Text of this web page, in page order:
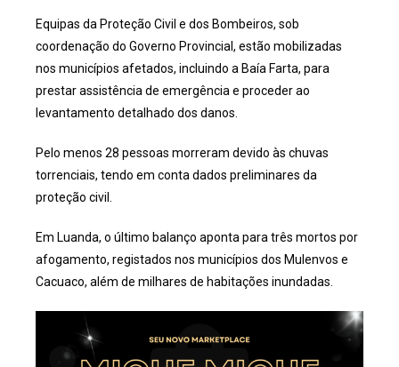
Equipas da Proteção Civil e dos Bombeiros, sob
coordenação do Governo Provincial, estão mobilizadas
nos municípios afetados, incluindo a Baía Farta, para
prestar assistência de emergência e proceder ao
levantamento detalhado dos danos.
Pelo menos 28 pessoas morreram devido às chuvas
torrenciais, tendo em conta dados preliminares da
proteção civil.
Em Luanda, o último balanço aponta para três mortos por
afogamento, registados nos municípios dos Mulenvos e
Cacuaco, além de milhares de habitações inundadas.